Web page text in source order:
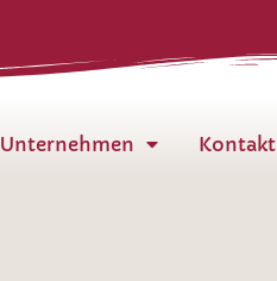
Unternehmen Kontakt
u
h